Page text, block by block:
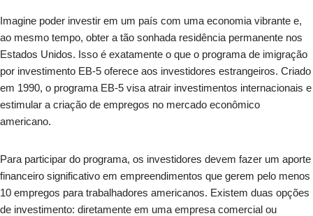
Imagine poder investir em um país com uma economia vibrante e,
ao mesmo tempo, obter a tão sonhada residência permanente nos
Estados Unidos. Isso é exatamente o que o programa de imigração
por investimento EB-5 oferece aos investidores estrangeiros. Criado
em 1990, o programa EB-5 visa atrair investimentos internacionais e
estimular a criação de empregos no mercado econômico
americano.
Para participar do programa, os investidores devem fazer um aporte
financeiro significativo em empreendimentos que gerem pelo menos
10 empregos para trabalhadores americanos. Existem duas opções
de investimento: diretamente em uma empresa comercial ou